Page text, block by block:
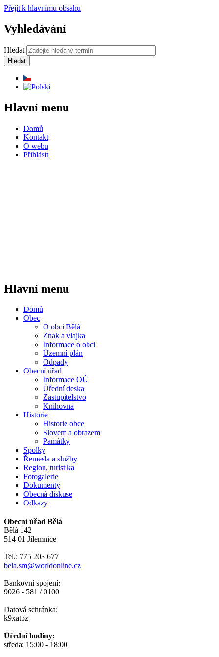
Přejít k hlavnímu obsahu
Vyhledávání
Hledat
Hlavní menu
Domů
Kontakt
O webu
Přihlásit
Hlavní menu
Domů
Obec
O obci Bělá
Znak a vlajka
Informace o obci
Územní plán
Odpady
Obecní úřad
Informace OÚ
Úřední deska
Zastupitelstvo
Knihovna
Historie
Historie obce
Slovem a obrazem
Památky
Spolky
Řemesla a služby
Region, turistika
Fotogalerie
Dokumenty
Obecná diskuse
Odkazy
Obecní úřad Bělá
Bělá 142
514 01 Jilemnice
Tel.: 775 203 677
bela.sm@worldonline.cz
Bankovní spojení:
9026 - 581 / 0100
Datová schránka:
k9xatpz
Úřední hodiny:
středa: 15:00 - 18:00